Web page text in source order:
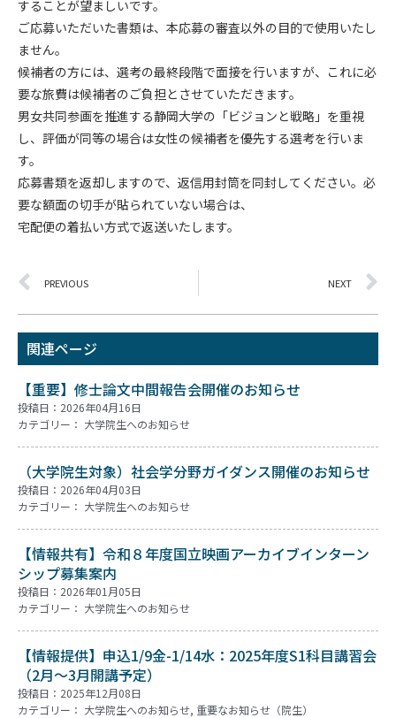
することが望ましいです。
ご応募いただいた書類は、本応募の審査以外の目的で使用いたし
ません。
候補者の方には、選考の最終段階で面接を行いますが、これに必
要な旅費は候補者のご負担とさせていただきます。
男女共同参画を推進する静岡大学の「ビジョンと戦略」を重視
し、評価が同等の場合は女性の候補者を優先する選考を行いま
す。
応募書類を返却しますので、返信用封筒を同封してください。必
要な額面の切手が貼られていない場合は、
宅配便の着払い方式で返送いたします。
PREVIOUS NEXT
関連ページ
【重要】修士論文中間報告会開催のお知らせ
投稿日：2026年04月16日
カテゴリー： 大学院生へのお知らせ
（大学院生対象）社会学分野ガイダンス開催のお知らせ
投稿日：2026年04月03日
カテゴリー： 大学院生へのお知らせ
【情報共有】令和８年度国立映画アーカイブインターン
シップ募集案内
投稿日：2026年01月05日
カテゴリー： 大学院生へのお知らせ
【情報提供】申込1/9金-1/14水：2025年度S1科目講習会
（2月～3月開講予定）
投稿日：2025年12月08日
カテゴリー： 大学院生へのお知らせ, 重要なお知らせ（院生）